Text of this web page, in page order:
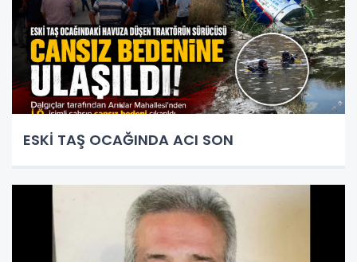
ESKİ TAŞ OCAĞINDA ACI SON